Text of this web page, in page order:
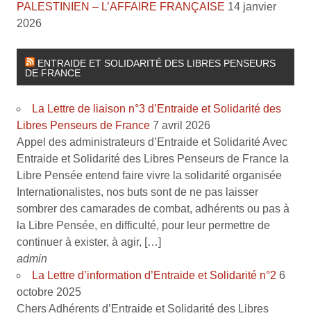
PALESTINIEN – L’AFFAIRE FRANÇAISE 14 janvier
2026
ENTRAIDE ET SOLIDARITÉ DES LIBRES PENSEURS
DE FRANCE
La Lettre de liaison n°3 d’Entraide et Solidarité des
Libres Penseurs de France 7 avril 2026
Appel des administrateurs d’Entraide et Solidarité Avec
Entraide et Solidarité des Libres Penseurs de France la
Libre Pensée entend faire vivre la solidarité organisée
Internationalistes, nos buts sont de ne pas laisser
sombrer des camarades de combat, adhérents ou pas à
la Libre Pensée, en difficulté, pour leur permettre de
continuer à exister, à agir, […]
admin
La Lettre d’information d’Entraide et Solidarité n°2 6
octobre 2025
Chers Adhérents d’Entraide et Solidarité des Libres